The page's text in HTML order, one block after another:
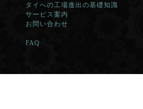
タイへの工場進出の基礎知識
サービス案内
お問い合わせ
FAQ